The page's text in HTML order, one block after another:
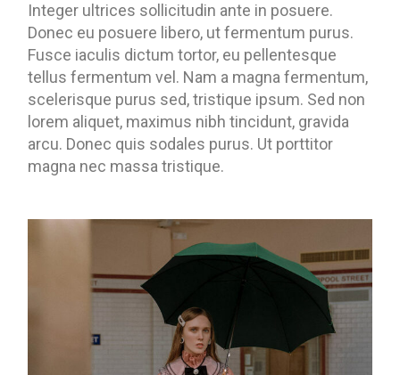
Integer ultrices sollicitudin ante in posuere.
Donec eu posuere libero, ut fermentum purus.
Fusce iaculis dictum tortor, eu pellentesque
tellus fermentum vel. Nam a magna fermentum,
scelerisque purus sed, tristique ipsum. Sed non
lorem aliquet, maximus nibh tincidunt, gravida
arcu. Donec quis sodales purus. Ut porttitor
magna nec massa tristique.